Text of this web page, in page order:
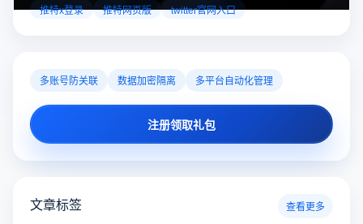
对性解决登录难题，让推特X登录更稳定安全～
推特x登录 推特网页版 twitter官网入口
多账号防关联 数据加密隔离 多平台自动化管理
注册领取礼包
文章标签 查看更多